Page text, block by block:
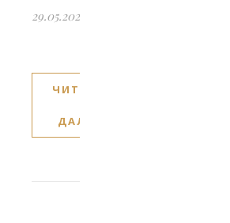
29.05.2024
ЧИТАТЬ
ДАЛЕЕ